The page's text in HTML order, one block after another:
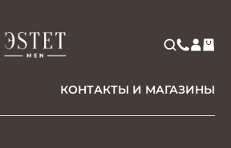
КОНТАКТЫ И МАГАЗИНЫ